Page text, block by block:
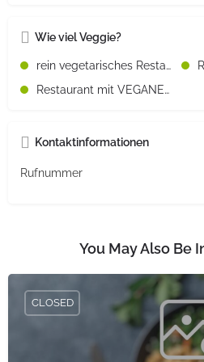
Wie viel Veggie?
rein vegetarisches Restaurant
Restaurant mit VEGANEN Speisen
Kontaktinformationen
Rufnummer
You May Also Be
CLOSED